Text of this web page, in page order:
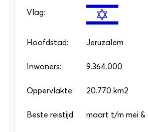
Moslims de stad als heilig. De
je eigen religieuze overtuigingen,
plek waar mensen hun complete
roepsrondreisof individuele
Vlag:
Hoofdstad: Jeruzalem
Inwoners: 9.364.000
Oppervlakte: 20.770 km2
Beste reistijd: maart t/m mei &